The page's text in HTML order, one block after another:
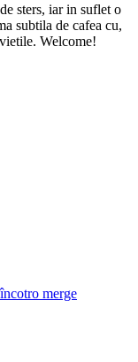
sters, iar in suflet o
subtila de cafea cu,
Welcome!
merge